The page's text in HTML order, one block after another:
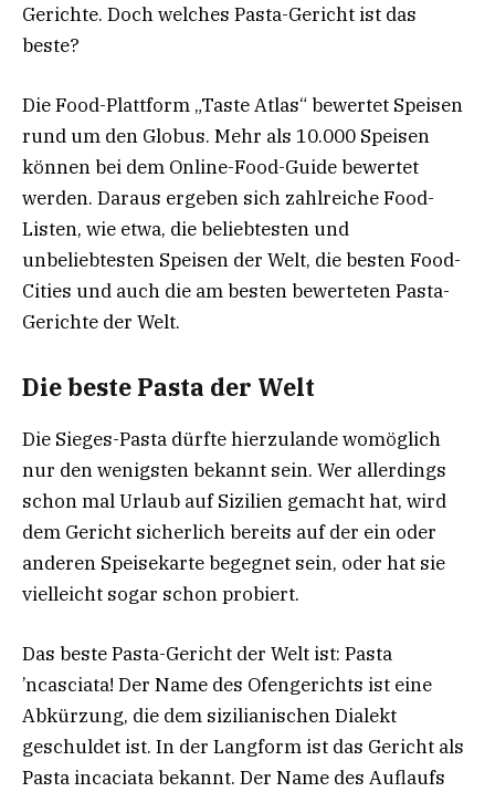
Gerichte. Doch welches Pasta-Gericht ist das
beste?
Die Food-Plattform „Taste Atlas“ bewertet Speisen
rund um den Globus. Mehr als 10.000 Speisen
können bei dem Online-Food-Guide bewertet
werden. Daraus ergeben sich zahlreiche Food-
Listen, wie etwa, die beliebtesten und
unbeliebtesten Speisen der Welt, die besten Food-
Cities und auch die am besten bewerteten Pasta-
Gerichte der Welt.
Die beste Pasta der Welt
Die Sieges-Pasta dürfte hierzulande womöglich
nur den wenigsten bekannt sein. Wer allerdings
schon mal Urlaub auf Sizilien gemacht hat, wird
dem Gericht sicherlich bereits auf der ein oder
anderen Speisekarte begegnet sein, oder hat sie
vielleicht sogar schon probiert.
Das beste Pasta-Gericht der Welt ist: Pasta
’ncasciata! Der Name des Ofengerichts ist eine
Abkürzung, die dem sizilianischen Dialekt
geschuldet ist. In der Langform ist das Gericht als
Pasta incaciata bekannt. Der Name des Auflaufs